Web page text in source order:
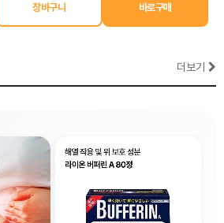
더보기